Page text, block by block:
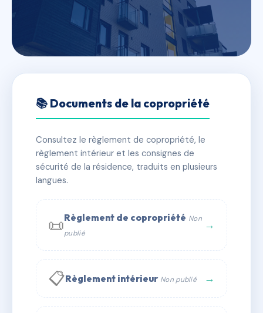
SDC VERDALE A
✓ Immatriculée 🏠 30 lots 🏗 1 bâtiment(s)
📞 Contacter Syndic Digital
📚 Documents de la copropriété
Consultez le règlement de copropriété, le
règlement intérieur et les consignes de
sécurité de la résidence, traduits en plusieurs
langues.
📜Règlement de copropriété Non
publié
→
📋Règlement intérieur Non publié →